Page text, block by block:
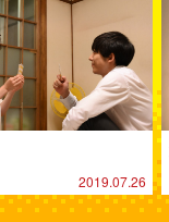
2019.07.26